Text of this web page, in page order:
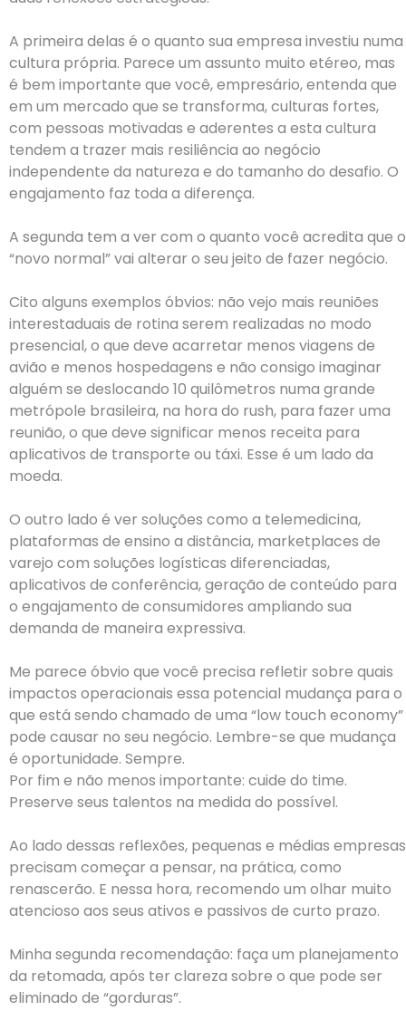
A primeira delas é o quanto sua empresa investiu numa
cultura própria. Parece um assunto muito etéreo, mas
é bem importante que você, empresário, entenda que
em um mercado que se transforma, culturas fortes,
com pessoas motivadas e aderentes a esta cultura
tendem a trazer mais resiliência ao negócio
independente da natureza e do tamanho do desafio. O
engajamento faz toda a diferença.
A segunda tem a ver com o quanto você acredita que o
“novo normal” vai alterar o seu jeito de fazer negócio.
Cito alguns exemplos óbvios: não vejo mais reuniões
interestaduais de rotina serem realizadas no modo
presencial, o que deve acarretar menos viagens de
avião e menos hospedagens e não consigo imaginar
alguém se deslocando 10 quilômetros numa grande
metrópole brasileira, na hora do rush, para fazer uma
reunião, o que deve significar menos receita para
aplicativos de transporte ou táxi. Esse é um lado da
moeda.
O outro lado é ver soluções como a telemedicina,
plataformas de ensino a distância, marketplaces de
varejo com soluções logísticas diferenciadas,
aplicativos de conferência, geração de conteúdo para
o engajamento de consumidores ampliando sua
demanda de maneira expressiva.
Me parece óbvio que você precisa refletir sobre quais
impactos operacionais essa potencial mudança para o
que está sendo chamado de uma “low touch economy”
pode causar no seu negócio. Lembre-se que mudança
é oportunidade. Sempre.
Por fim e não menos importante: cuide do time.
Preserve seus talentos na medida do possível.
Ao lado dessas reflexões, pequenas e médias empresas
precisam começar a pensar, na prática, como
renascerão. E nessa hora, recomendo um olhar muito
atencioso aos seus ativos e passivos de curto prazo.
Minha segunda recomendação: faça um planejamento
da retomada, após ter clareza sobre o que pode ser
eliminado de “gorduras”.